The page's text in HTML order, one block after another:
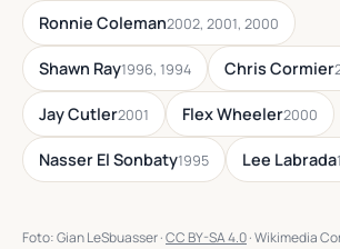
Ronnie Coleman2002, 2001, 2000
Shawn Ray1996, 1994 Chris Cormier
Jay Cutler2001 Flex Wheeler2000
Nasser El Sonbaty1995 Lee Labrada
Foto: Gian LeSbuasser ·CC BY-SA 4.0· Wikimedia